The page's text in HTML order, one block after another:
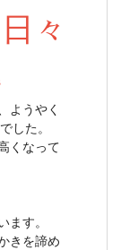
々
ようやく
した。
くなって
す。
きを諦め